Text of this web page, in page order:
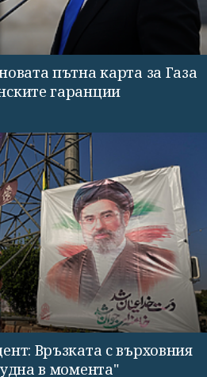
пътна карта за Газа
гаранции
Връзката с върховния
в момента"